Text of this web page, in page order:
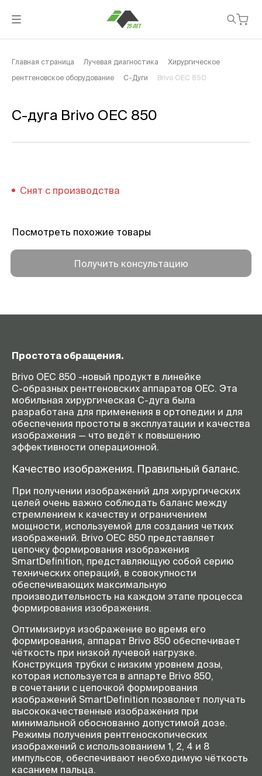
Главная страница Лучевая диагностика Хирургическое
рентгеновское оборудование С-Дуги Brivo OEC 850
С-дуга Brivo OEC 850
Снят с производства
Посмотреть похожие товары
Получить консультацию
Простота обращения.
Brivo OEC 850 -новый продукт в линейке
С-образных рентгеновских аппаратов OEC. Эта
мобильная хирургическая С-дуга была
разработана для применения в ортопедии и для
обеспечения простоты в эксплуатации и качества
изображения — что ведёт к повышению
эффективности операционной.
Качество изображения. Правильный баланс.
При получении изображений для хирургических
целей очень важно соблюдать баланс между
стремлением к качеству и ограничением
мощности, используемой для создания четких
изображений. Brivo OEC 850 представляет
цепочку формирования изображения
SmartDefinition, представляющую собой серию
технических операций, в совокупности
обеспечивающих максимальную
производительность на каждом этапе процесса
формирования изображения.
Оптимизируя изображение во время его
формирования, аппарат Brivo 850 обеспечивает
чёткость при низкой лучевой нагрузке.
Конструкция трубки с низким уровнем дозы,
которая используется в аппарте Brivo 850,
в сочетании с цепочкой формирования
изображений SmartDefinition позволяет получать
высококачественные изображения при
минимальной обоснованно допустимой дозе.
Режимы получения рентгеноскопических
изображений с использованием 1, 2, 4 и 8
импульсов, обеспечивают необходимую чёткость
касанием пальца.